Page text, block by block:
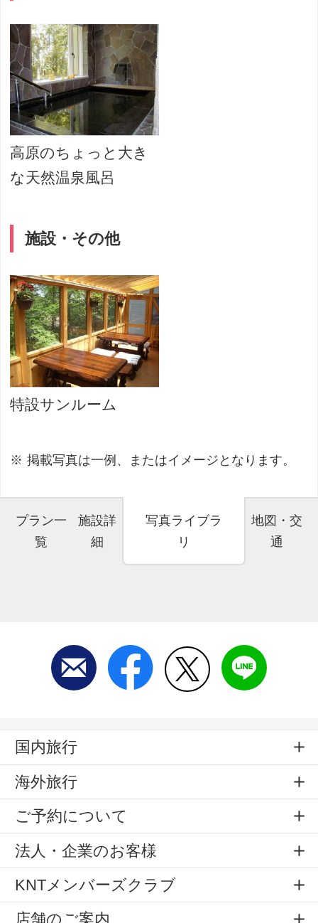
高原のちょっと大き
な天然温泉風呂
施設・その他
特設サンルーム
掲載写真は一例、またはイメージとなります。
プラン一
覧
施設詳
細
写真ライブラ
リ
地図・交
通
国内旅行
海外旅行
ご予約について
法人・企業のお客様
KNTメンバーズクラブ
店舗のご案内